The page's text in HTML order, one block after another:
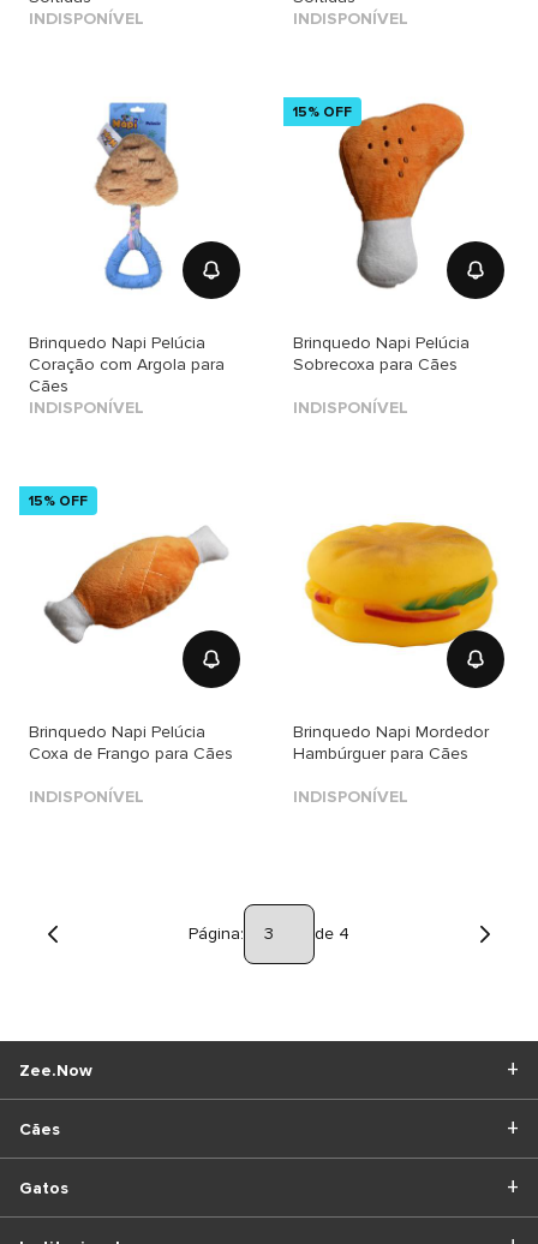
INDISPONÍVEL
INDISPONÍVEL
Brinquedo Napi Pelúcia
Coração com Argola para
Cães
INDISPONÍVEL
15% OFF
Brinquedo Napi Pelúcia
Sobrecoxa para Cães
INDISPONÍVEL
15% OFF
Brinquedo Napi Pelúcia
Coxa de Frango para Cães
INDISPONÍVEL
Brinquedo Napi Mordedor
Hambúrguer para Cães
INDISPONÍVEL
Página: de 4
Cães
Gatos
Zee.Now